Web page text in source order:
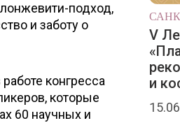
V
и
подход,
и заботу о
конгресса
которые
60 научных и